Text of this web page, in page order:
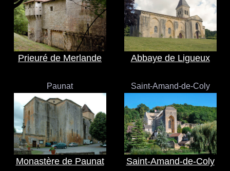
Prieuré de Merlande Abbaye de Ligueux
Paunat
Monastère de Paunat
Saint-Amand-de-Coly
Saint-Amand-de-Coly